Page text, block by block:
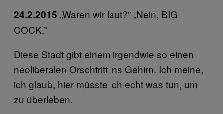
24.2.2015 „Waren wir laut?” „Nein, BIG
COCK.”
Diese Stadt gibt einem irgendwie so einen
neoliberalen Orschtritt ins Gehirn. Ich meine,
ich glaub, hier müsste ich echt was tun, um
zu überleben.